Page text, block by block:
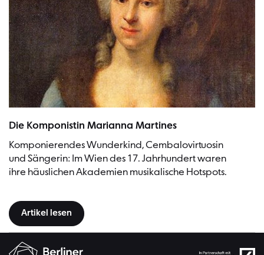
Die Komponistin Marianna Martines
Komponierendes Wunderkind, Cembalovirtuosin
und Sängerin: Im Wien des 17. Jahrhundert waren
ihre häuslichen Akademien musikalische Hotspots.
Artikel lesen